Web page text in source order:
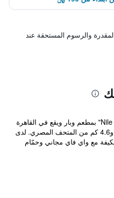
والرسوم المستحقة عند
يتميز مكان إقامة "Nile Zamalek Hotel" بمطعم وبار ويقع في القاهرة
على بُعد 4.4 كم من ميدان التحرير و4.6 كم من المتحف المصري. لدى
مع واي فاي مجاني وحمّام